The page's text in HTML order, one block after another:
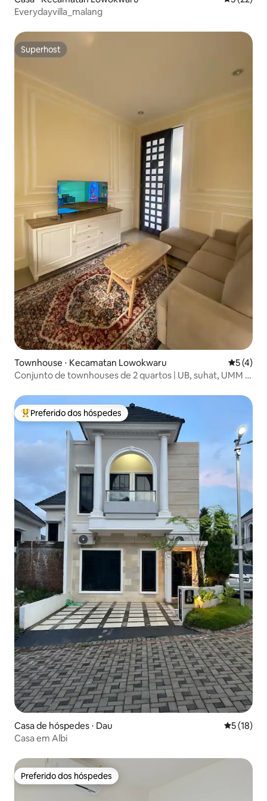
Everydayvilla_malang
Superhost
Superhost
Townhouse ⋅ Kecamatan Lowokwaru 5 de
5 (4)
Conjunto de townhouses de 2 quartos | UB, suhat, UMM |
Entre os melhores preferidos dos hóspedes
Preferido dos hóspedes
Casa de hóspedes ⋅ Dau 5 de uma
5 (18)
Casa em Albi
Preferido dos hóspedes
Preferido dos hóspedes